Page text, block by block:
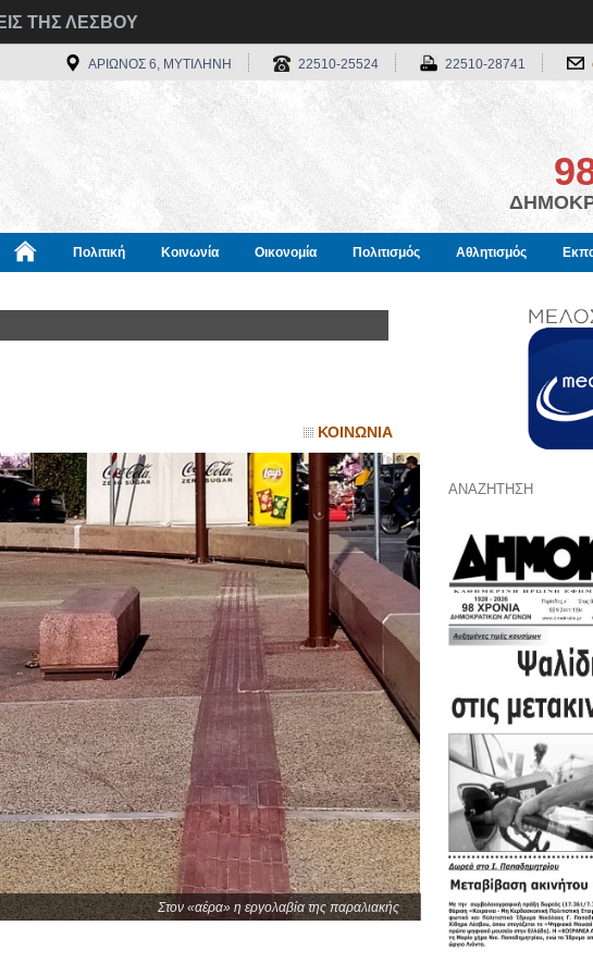
ΤΗΣ ΛΕΣΒΟΥ
ΑΡΙΩΝΟΣ 6, ΜΥΤΙΛΗΝΗ 22510-25524 22510-28741
Πολιτική Κοινωνία Οικονομία Πολιτισμός Αθλητισμός
ΚΟΙΝΩΝΙΑ
Στον «αέρα» η εργολαβία της παραλιακής